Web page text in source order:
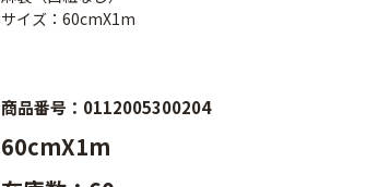
サイズ：60cmX1m
商品番号：0112005300204
60cmX1m